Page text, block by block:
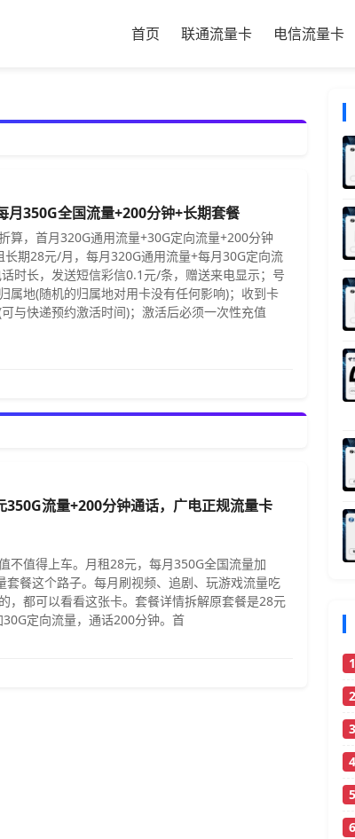
首页 联通流量卡 电信流量卡
月350G全国流量+200分钟+长期套餐
算，首月320G通用流量+30G定向流量+200分钟
期28元/月，每月320G通用流量+每月30G定向流
时长，发送短信彩信0.1元/条，赠送来电显示；号
属地(随机的归属地对用卡没有任何影响)；收到卡
与快递预约激活时间)；激活后必须一次性充值
350G流量+200分钟通话，广电正规流量卡
不值得上车。月租28元，每月350G全国流量加
套餐这个路子。每月刷视频、追剧、玩游戏流量吃
，都可以看看这张卡。套餐详情拆解原套餐是28元
定向流量，通话200分钟。首
1
2
3
4
5
6